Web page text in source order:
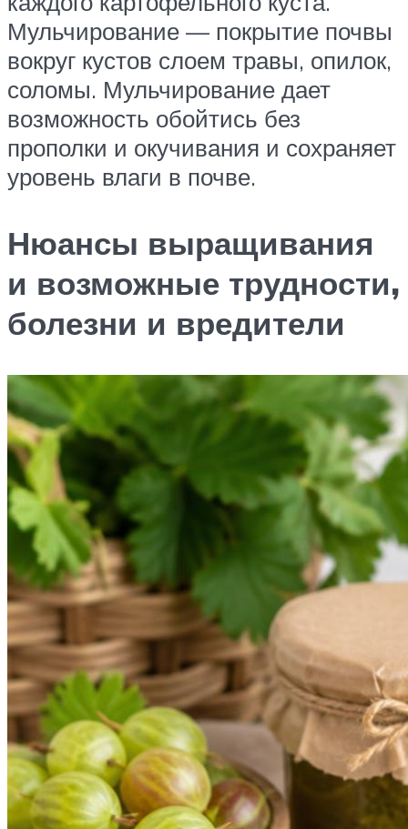
Мульчирование — покрытие почвы
вокруг кустов слоем травы, опилок,
соломы. Мульчирование дает
возможность обойтись без
прополки и окучивания и сохраняет
уровень влаги в почве.
Нюансы выращивания
и возможные трудности,
болезни и вредители